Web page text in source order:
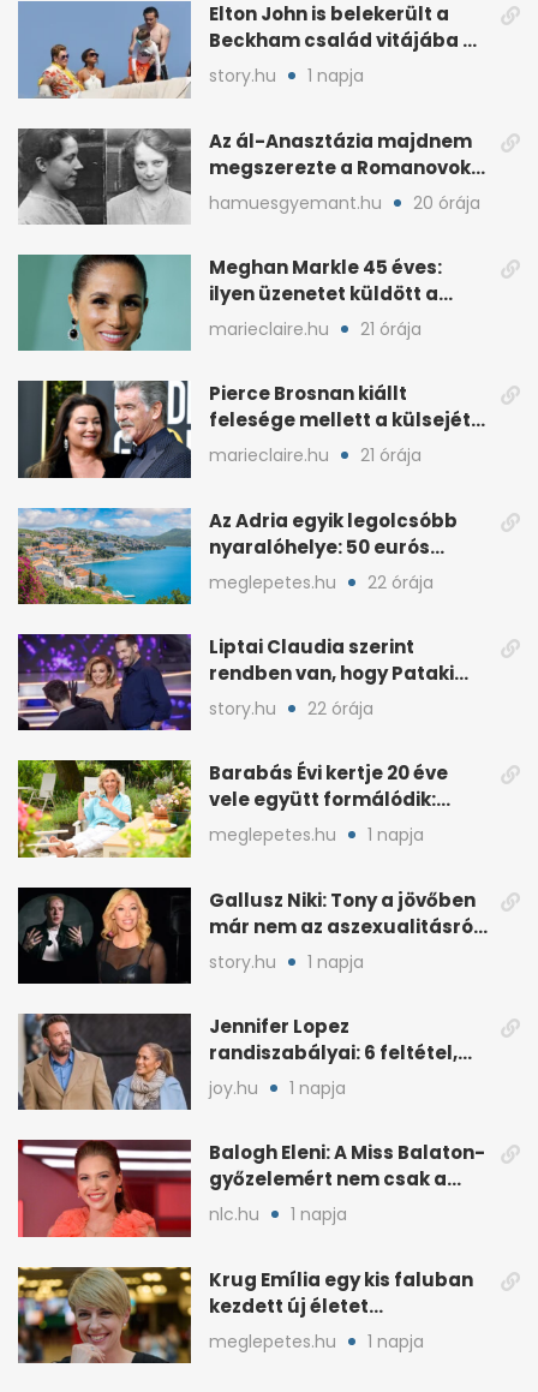
Elton John is belekerült a
Beckham család vitájába a
francia Riviérán
story.hu 1 napja
Az ál-Anasztázia majdnem
megszerezte a Romanovok
örökségét
hamuesgyemant.hu 20 órája
Meghan Markle 45 éves:
ilyen üzenetet küldött a
királyi család
marieclaire.hu 21 órája
Pierce Brosnan kiállt
felesége mellett a külsejét
ért bántások után
marieclaire.hu 21 órája
Az Adria egyik legolcsóbb
nyaralóhelye: 50 eurós
apartman, 1 eurós kávé
meglepetes.hu 22 órája
Liptai Claudia szerint
rendben van, hogy Pataki
Ádám más nőért rajong
story.hu 22 órája
Barabás Évi kertje 20 éve
vele együtt formálódik:
„Szimbiózisban élünk”
meglepetes.hu 1 napja
Gallusz Niki: Tony a jövőben
már nem az aszexualitásról
ír dalt
story.hu 1 napja
Jennifer Lopez
randiszabályai: 6 feltétel,
amit a párjától elvár
joy.hu 1 napja
Balogh Eleni: A Miss Balaton-
győzelemért nem csak a
külseje számított
nlc.hu 1 napja
Krug Emília egy kis faluban
kezdett új életet
szakemberrel
meglepetes.hu 1 napja